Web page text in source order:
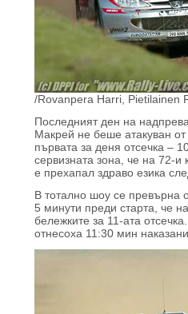
/Rovanpera Harri, Pietilainen
Последният ден на
Макрей не беше атакуван
първата за деня отсечка –
сервизната зона, че на 72-и
е прехапал здраво езика
В тотално шоу се превърна
5 минути преди старта, че
бележките за 11-ата
отнесоха 11:30 мин